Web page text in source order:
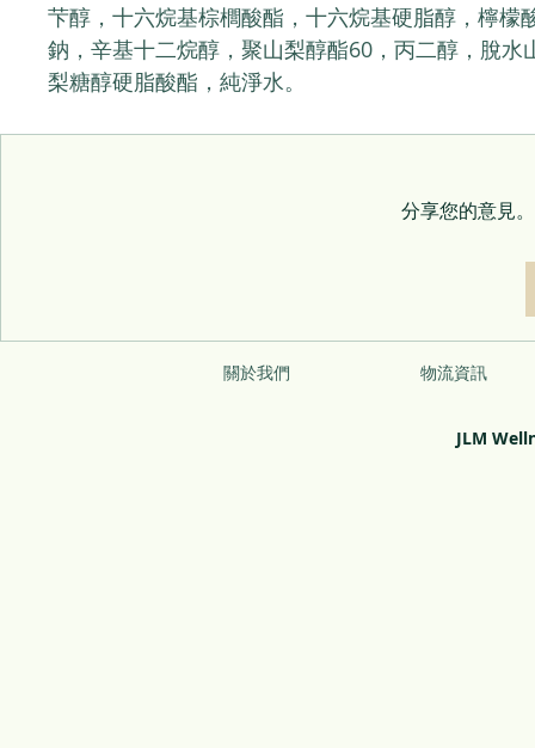
芐醇，十六烷基棕櫚酸酯，十六烷基硬脂醇，檸檬
鈉，辛基十二烷醇，聚山梨醇酯60，丙二醇，脫水
梨糖醇硬脂酸酯，純淨水。
分享您的意見
關於我們 物流資訊
JLM